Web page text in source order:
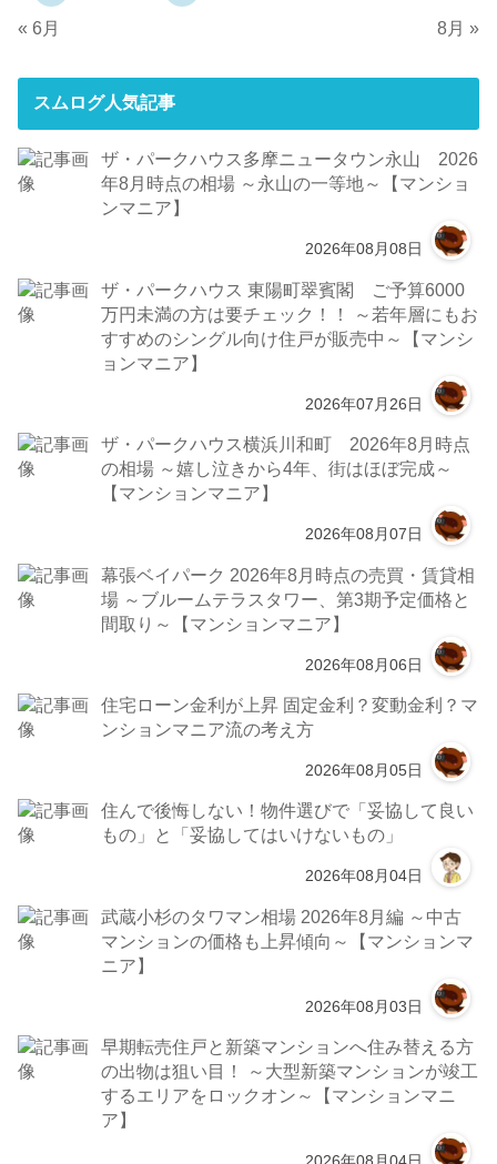
« 6月
8月 »
スムログ人気記事
ザ・パークハウス多摩ニュータウン永山 2026
年8月時点の相場 ～永山の一等地～【マンショ
ンマニア】
2026年08月08日
ザ・パークハウス 東陽町翠賓閣 ご予算6000
万円未満の方は要チェック！！ ～若年層にもお
すすめのシングル向け住戸が販売中～【マンシ
ョンマニア】
2026年07月26日
ザ・パークハウス横浜川和町 2026年8月時点
の相場 ～嬉し泣きから4年、街はほぼ完成～
【マンションマニア】
2026年08月07日
幕張ベイパーク 2026年8月時点の売買・賃貸相
場 ～ブルームテラスタワー、第3期予定価格と
間取り～【マンションマニア】
2026年08月06日
住宅ローン金利が上昇 固定金利？変動金利？マ
ンションマニア流の考え方
2026年08月05日
住んで後悔しない！物件選びで「妥協して良い
もの」と「妥協してはいけないもの」
2026年08月04日
武蔵小杉のタワマン相場 2026年8月編 ～中古
マンションの価格も上昇傾向～【マンションマ
ニア】
2026年08月03日
早期転売住戸と新築マンションへ住み替える方
の出物は狙い目！ ～大型新築マンションが竣工
するエリアをロックオン～【マンションマニ
ア】